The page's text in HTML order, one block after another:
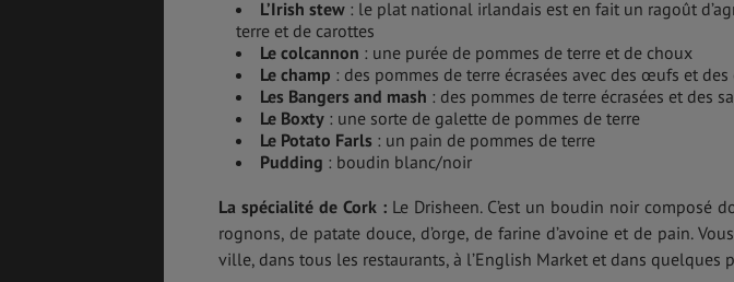
L’Irish stew : le plat national irlandais est en fait un ragoût
terre et de carottes
Le colcannon : une purée de pommes de terre et de choux
Le champ : des pommes de terre écrasées avec des œufs et
Les Bangers and mash : des pommes de terre écrasées et des
Le Boxty : une sorte de galette de pommes de terre
Le Potato Farls : un pain de pommes de terre
Pudding : boudin blanc/noir
La spécialité de Cork :Le Drisheen. C’est un boudin noir composé
rognons, de patate douce, d’orge, de farine d’avoine et de pain.
ville, dans tous les restaurants, à l’English Market et dans quelques